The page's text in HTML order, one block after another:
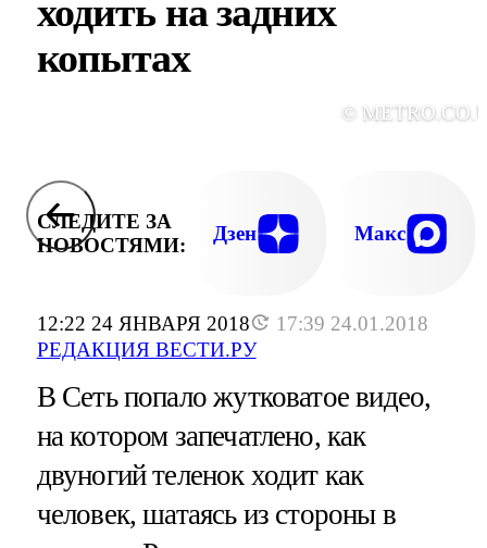
12:22 24 ЯНВАРЯ 2018
17:39 24.01.2018
РЕДАКЦИЯ ВЕСТИ.РУ
ходить на задних
копытах
©
СЛЕДИТЕ ЗА
НОВОСТЯМИ:
Дзен Макс
В Сеть попало жутковатое видео,
на котором запечатлено, как
двуногий теленок ходит как
человек, шатаясь из стороны в